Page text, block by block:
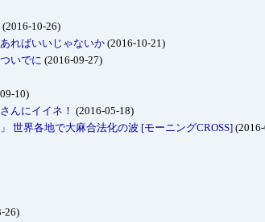
(2016-10-26)
ればいいじゃないか (2016-10-21)
いでに (2016-09-27)
10)
んにイイネ！ (2016-05-18)
世界各地で大麻合法化の波 [モーニングCROSS]
26)